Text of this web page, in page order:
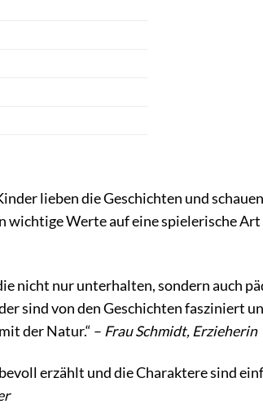
lieben die Geschichten und
Werte auf eine spielerische Art
nicht nur unterhalten, sondern auch
sind von den Geschichten fasziniert
der Natur.“ – Frau Schmidt, Erzieherin
erzählt und die Charaktere sind